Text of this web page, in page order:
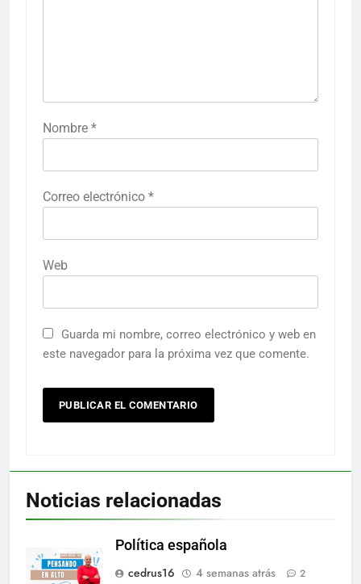
Nombre *
Correo electrónico *
Web
Guarda mi nombre, correo electrónico y web en
este navegador para la próxima vez que comente.
Noticias relacionadas
Política española
cedrus16
4 semanas atrás 2